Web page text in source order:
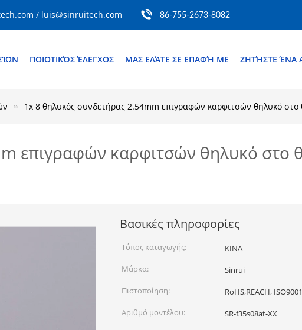
/ luis@sinruitech.com 86-755-2673-8082
ΠΟΙΟΤΙΚΌΣ ΈΛΕΓΧΟΣ ΜΑΣ ΕΛΆΤΕ ΣΕ ΕΠΑΦΉ ΜΕ ΖΗΤΉΣΤΕ ΈΝΑ
1x 8 θηλυκός συνδετήρας 2.54mm επιγραφών καρφιτσών θηλυκό
επιγραφών καρφιτσών θηλυκό στο
Βασικές πληροφορίες
Τόπος καταγωγής:
ΚΙΝΑ
Μάρκα:
Sinrui
Πιστοποίηση:
RoHS,REACH,
Αριθμό μοντέλου:
SR-f35s08at-ΧΧ